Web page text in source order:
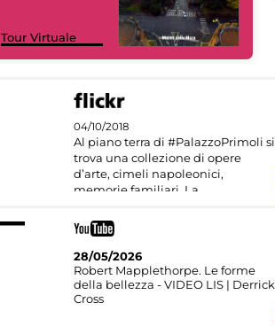
Tour Virtuale
04/10/2018
Al piano terra di #PalazzoPrimoli si
trova una collezione di opere
d’arte, cimeli napoleonici,
memorie familiari. La
28/05/2026
Robert Mapplethorpe. Le forme
della bellezza - VIDEO LIS | Derrick
Cross